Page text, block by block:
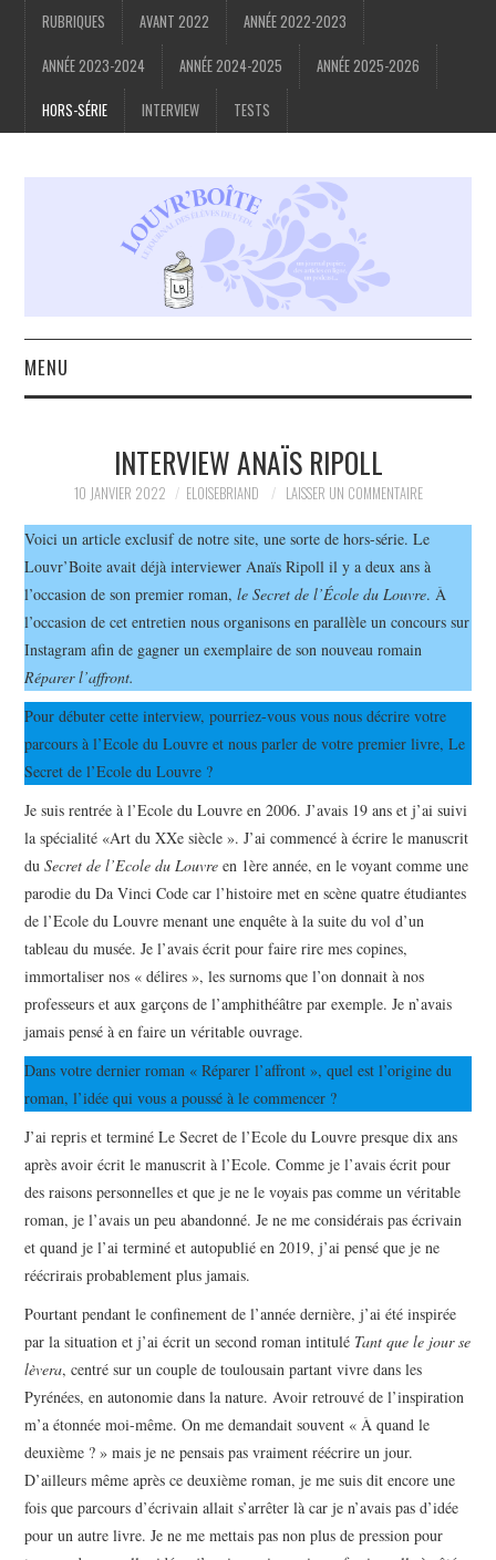
RUBRIQUES AVANT 2022 ANNÉE 2022-2023
ANNÉE 2023-2024 ANNÉE 2024-2025 ANNÉE 2025-2026
HORS-SÉRIE INTERVIEW TESTS
MENU
À PROPOS
LA RÉDACTION
LE JOURNAL
INTERVIEW ANAÏS RIPOLL
10 JANVIER 2022 ELOISEBRIAND LAISSER UN COMMENTAIRE
Voici un article exclusif de notre site, une sorte de hors-série. Le
Louvr’Boite avait déjà interviewer Anaïs Ripoll il y a deux ans à
l’occasion de son premier roman, le Secret de l’École du Louvre. À
l’occasion de cet entretien nous organisons en parallèle un concours sur
Instagram afin de gagner un exemplaire de son nouveau romain
Réparer l’affront.
Pour débuter cette interview, pourriez-vous vous nous décrire votre
parcours à l’Ecole du Louvre et nous parler de votre premier livre, Le
Secret de l’Ecole du Louvre ?
Je suis rentrée à l’Ecole du Louvre en 2006. J’avais 19 ans et j’ai suivi
la spécialité «Art du XXe siècle ». J’ai commencé à écrire le manuscrit
duSecret de l’Ecole du Louvre en 1ère année, en le voyant comme une
parodie du Da Vinci Code car l’histoire met en scène quatre étudiantes
de l’Ecole du Louvre menant une enquête à la suite du vol d’un
tableau du musée. Je l’avais écrit pour faire rire mes copines,
immortaliser nos « délires », les surnoms que l’on donnait à nos
professeurs et aux garçons de l’amphithéâtre par exemple. Je n’avais
jamais pensé à en faire un véritable ouvrage.
Dans votre dernier roman « Réparer l’affront », quel est l’origine du
roman, l’idée qui vous a poussé à le commencer ?
J’ai repris et terminé Le Secret de l’Ecole du Louvre presque dix ans
après avoir écrit le manuscrit à l’Ecole. Comme je l’avais écrit pour
des raisons personnelles et que je ne le voyais pas comme un véritable
roman, je l’avais un peu abandonné. Je ne me considérais pas écrivain
et quand je l’ai terminé et autopublié en 2019, j’ai pensé que je ne
réécrirais probablement plus jamais.
Pourtant pendant le confinement de l’année dernière, j’ai été inspirée
par la situation et j’ai écrit un second roman intitulé Tant que le jour se
lèvera, centré sur un couple de toulousain partant vivre dans les
Pyrénées, en autonomie dans la nature. Avoir retrouvé de l’inspiration
m’a étonnée moi-même. On me demandait souvent « À quand le
deuxième ? » mais je ne pensais pas vraiment réécrire un jour.
D’ailleurs même après ce deuxième roman, je me suis dit encore une
fois que parcours d’écrivain allait s’arrêter là car je n’avais pas d’idée
pour un autre livre. Je ne me mettais pas non plus de pression pour